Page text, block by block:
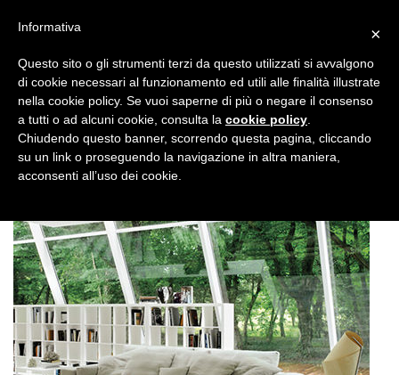
×
Informativa
Questo sito o gli strumenti terzi da questo utilizzati si avvalgono
di cookie necessari al funzionamento ed utili alle finalità illustrate
nella cookie policy. Se vuoi saperne di più o negare il consenso
a tutti o ad alcuni cookie, consulta la cookie policy
Chiudendo questo banner, scorrendo questa pagina, cliccando
su un link o proseguendo la navigazione in altra maniera,
acconsenti all’uso dei cookie.